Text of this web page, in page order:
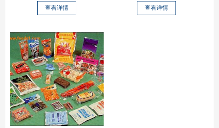
查看详情 查看详情